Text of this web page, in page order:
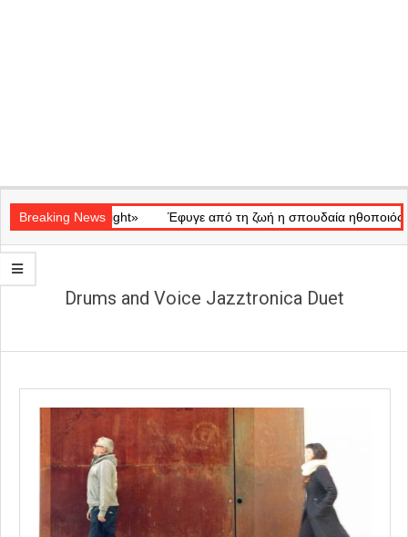
Navigation
Menu
Breaking News
«Ray of Light» Έφυγε από τη ζωή η σπουδαία ηθοποιός Μάρω
Drums and Voice Jazztronica Duet